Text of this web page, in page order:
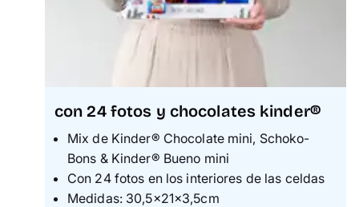
con 24 fotos y chocolates kinder®
Mix de Kinder® Chocolate mini, Schoko-
Bons & Kinder® Bueno mini
Con 24 fotos en los interiores de las celdas
Medidas: 30,5×21×3,5cm